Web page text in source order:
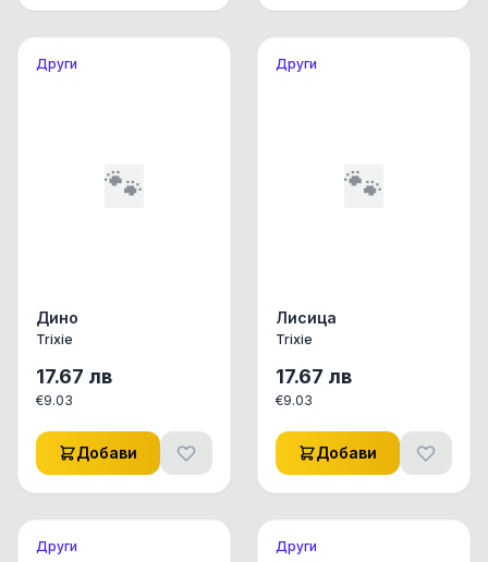
Други
🐾
Дино
Trixie
17.67 лв
€9.03
Добави
Други
🐾
Лисица
Trixie
17.67 лв
€9.03
Добави
Други Други